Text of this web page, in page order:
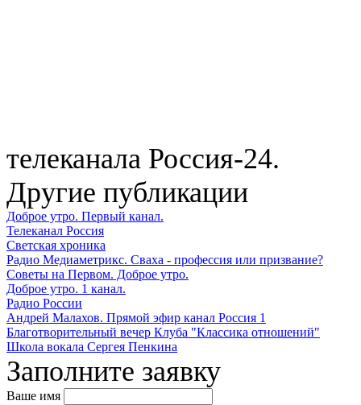
телеканала Россия-24.
Другие публикации
Доброе утро. Первый канал.
Телеканал Россия
Светская хроника
Радио Медиаметрикс. Сваха - профессия или призвание?
Советы на Первом. Доброе утро.
Доброе утро. 1 канал.
Радио России
Андрей Малахов. Прямой эфир канал Россия 1
Благотворительный вечер Клуба "Классика отношений"
Школа вокала Сергея Пенкина
Заполните заявку
Ваше имя